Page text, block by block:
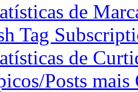
de
Tag
de
Posts mais